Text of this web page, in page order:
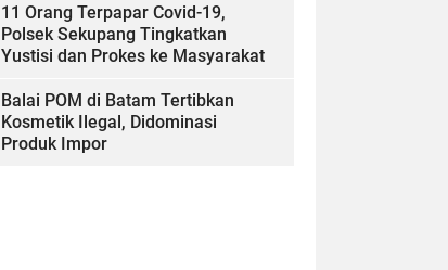
11 Orang Terpapar Covid-19,
Polsek Sekupang Tingkatkan
Yustisi dan Prokes ke Masyarakat
Balai POM di Batam Tertibkan
Kosmetik Ilegal, Didominasi
Produk Impor